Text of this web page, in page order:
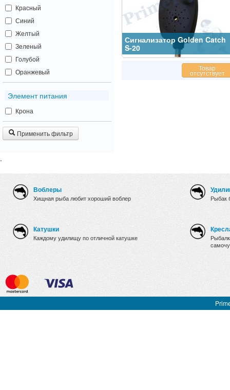
Красный
Синий
Желтый
Зеленый
Голубой
Оранжевый
Элемент питания
Крона
Применить фильтр
.
Сигнализатор Golden Catch
S-20
Товар
отсутствует
Воблеры
Хищная рыба любит хороший воблер
Катушки
Каждому удилищу по отличной катушке
Рыбак